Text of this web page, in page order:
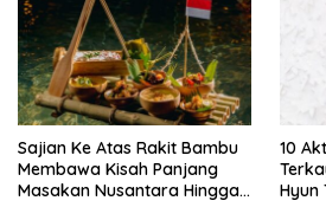
Sajian Ke Atas Rakit Bambu
Membawa Kisah Panjang
Masakan Nusantara Hingga
10
Hyun